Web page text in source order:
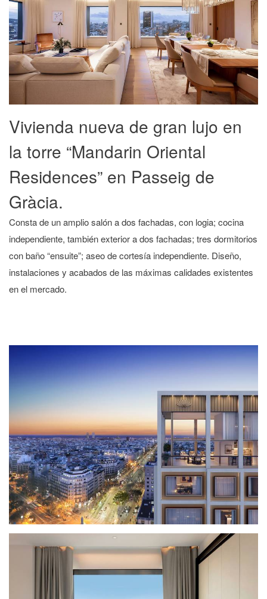
Vivienda nueva de gran lujo en
la torre “Mandarin Oriental
Residences” en Passeig de
Gràcia.
Consta de un amplio salón a dos fachadas, con logia; cocina
independiente, también exterior a dos fachadas; tres dormitorios
con baño “ensuite”; aseo de cortesía independiente. Diseño,
instalaciones y acabados de las máximas calidades existentes
en el mercado.